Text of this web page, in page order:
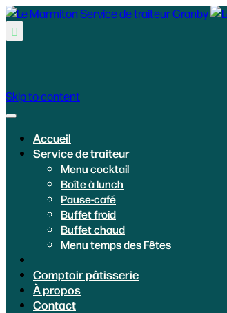

Skip to content
Accueil
Service de traiteur
Menu cocktail
Boîte à lunch
Pause-café
Buffet froid
Buffet chaud
Menu temps des Fêtes
Comptoir pâtisserie
À propos
Contact